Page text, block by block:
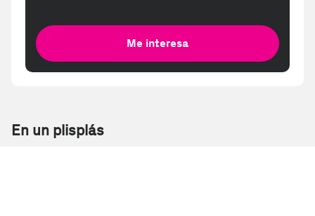
Me interesa
En un plisplás